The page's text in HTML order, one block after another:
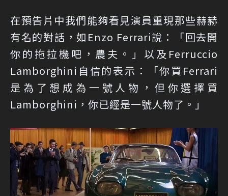
在預告片中我們能夠看見演員重現那些赫赫
有名的對話，如Enzo Ferrari說：「回去開
你的拖拉機吧，農夫。」以及Ferruccio
Lamborghini自信的表示：「你買Ferrari
是為了想成為一號人物，但你選擇買
Lamborghini，你已經是一號人物了。」